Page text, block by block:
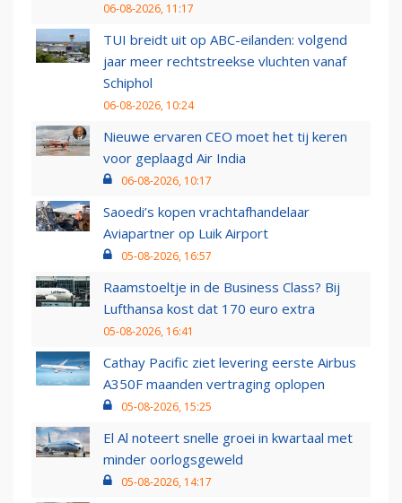
06-08-2026, 11:17
TUI breidt uit op ABC-eilanden: volgend
jaar meer rechtstreekse vluchten vanaf
Schiphol
06-08-2026, 10:24
Nieuwe ervaren CEO moet het tij keren
voor geplaagd Air India
06-08-2026, 10:17
Saoedi’s kopen vrachtafhandelaar
Aviapartner op Luik Airport
05-08-2026, 16:57
Raamstoeltje in de Business Class? Bij
Lufthansa kost dat 170 euro extra
05-08-2026, 16:41
Cathay Pacific ziet levering eerste Airbus
A350F maanden vertraging oplopen
05-08-2026, 15:25
El Al noteert snelle groei in kwartaal met
minder oorlogsgeweld
05-08-2026, 14:17